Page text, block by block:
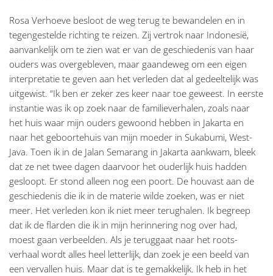
Rosa Verhoeve besloot de weg terug te bewandelen en in
tegengestelde richting te reizen. Zij vertrok naar Indonesië,
aanvankelijk om te zien wat er van de geschiedenis van haar
ouders was overgebleven, maar gaandeweg om een eigen
interpretatie te geven aan het verleden dat al gedeeltelijk was
uitgewist. “Ik ben er zeker zes keer naar toe geweest. In eerste
instantie was ik op zoek naar de familieverhalen, zoals naar
het huis waar mijn ouders gewoond hebben in Jakarta en
naar het geboortehuis van mijn moeder in Sukabumi, West-
Java. Toen ik in de Jalan Semarang in Jakarta aankwam, bleek
dat ze net twee dagen daarvoor het ouderlijk huis hadden
gesloopt. Er stond alleen nog een poort. De houvast aan de
geschiedenis die ik in de materie wilde zoeken, was er niet
meer. Het verleden kon ik niet meer terughalen. Ik begreep
dat ik de flarden die ik in mijn herinnering nog over had,
moest gaan verbeelden. Als je teruggaat naar het roots-
verhaal wordt alles heel letterlijk, dan zoek je een beeld van
een vervallen huis. Maar dat is te gemakkelijk. Ik heb in het